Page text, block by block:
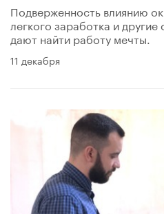
Подверженность влиянию
легкого заработка и
дают найти работу мечты.
11 декабря